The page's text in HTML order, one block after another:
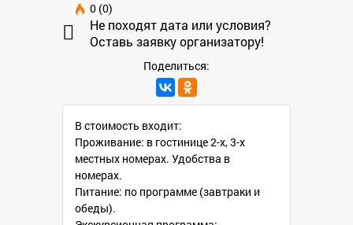
0 (0)
Не походят дата или условия?
Оставь заявку организатору!
Поделиться:
В стоимость входит:
Проживание: в гостинице 2-х, 3-х
местных номерах. Удобства в
номерах.
Питание: по программе (завтраки и
обеды).